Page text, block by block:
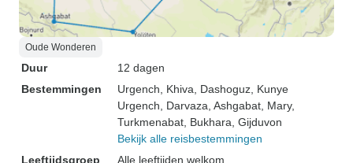
Oude Wonderen
Duur
12 dagen
Bestemmingen
Urgench , Khiva , Dashoguz , Kunye
Urgench , Darvaza , Ashgabat , Mary,
Turkmenabat , Bukhara , Gijduvon
Bekijk alle reisbestemmingen
Leeftijdsgroep
Alle leeftijden welkom